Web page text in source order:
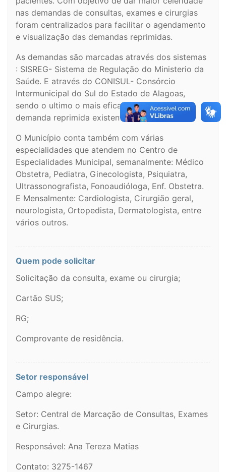
nas demandas de consultas, exames e cirurgias
foram centralizados para facilitar o agendamento
e visualização das demandas reprimidas.
As demandas são marcadas através dos sistemas
: SISREG- Sistema de Regulação do Ministerio da
Saúde. E através do CONISUL- Consórcio
Intermunicipal do Sul do Estado de Alagoas,
sendo o ultimo o mais eficaz para sanar a
demanda reprimida existente.
O Município conta também com várias
especialidades que atendem no Centro de
Especialidades Municipal, semanalmente: Médico
Obstetra, Pediatra, Ginecologista, Psiquiatra,
Ultrassonografista, Fonoaudióloga, Enf. Obstetra.
E Mensalmente: Cardiologista, Cirurgião geral,
neurologista, Ortopedista, Dermatologista, entre
vários outros.
Quem pode solicitar
Solicitação da consulta, exame ou cirurgia;
Cartão SUS;
RG;
Comprovante de residência.
Setor responsável
Campo alegre:
Setor: Central de Marcação de Consultas, Exames
e Cirurgias.
Responsável: Ana Tereza Matias
Contato: 3275-1467